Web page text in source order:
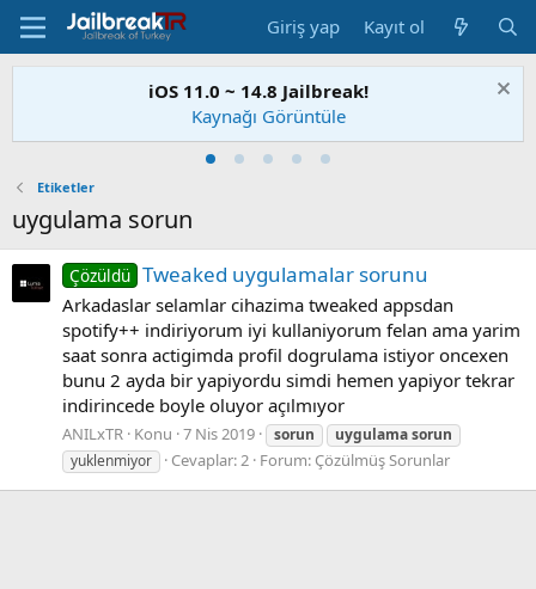
Giriş yap Kayıt ol
iOS 11.0 ~ 14.8 Jailbreak!
Kaynağı Görüntüle
Etiketler
uygulama sorun
Çözüldü Tweaked uygulamalar sorunu
Arkadaslar selamlar cihazima tweaked appsdan
spotify++ indiriyorum iyi kullaniyorum felan ama yarim
saat sonra actigimda profil dogrulama istiyor oncexen
bunu 2 ayda bir yapiyordu simdi hemen yapiyor tekrar
indirincede boyle oluyor açılmıyor
ANILxTR Konu 7 Nis 2019 sorun uygulamasorun
yuklenmiyor
Cevaplar: 2 Forum: Çözülmüş Sorunlar